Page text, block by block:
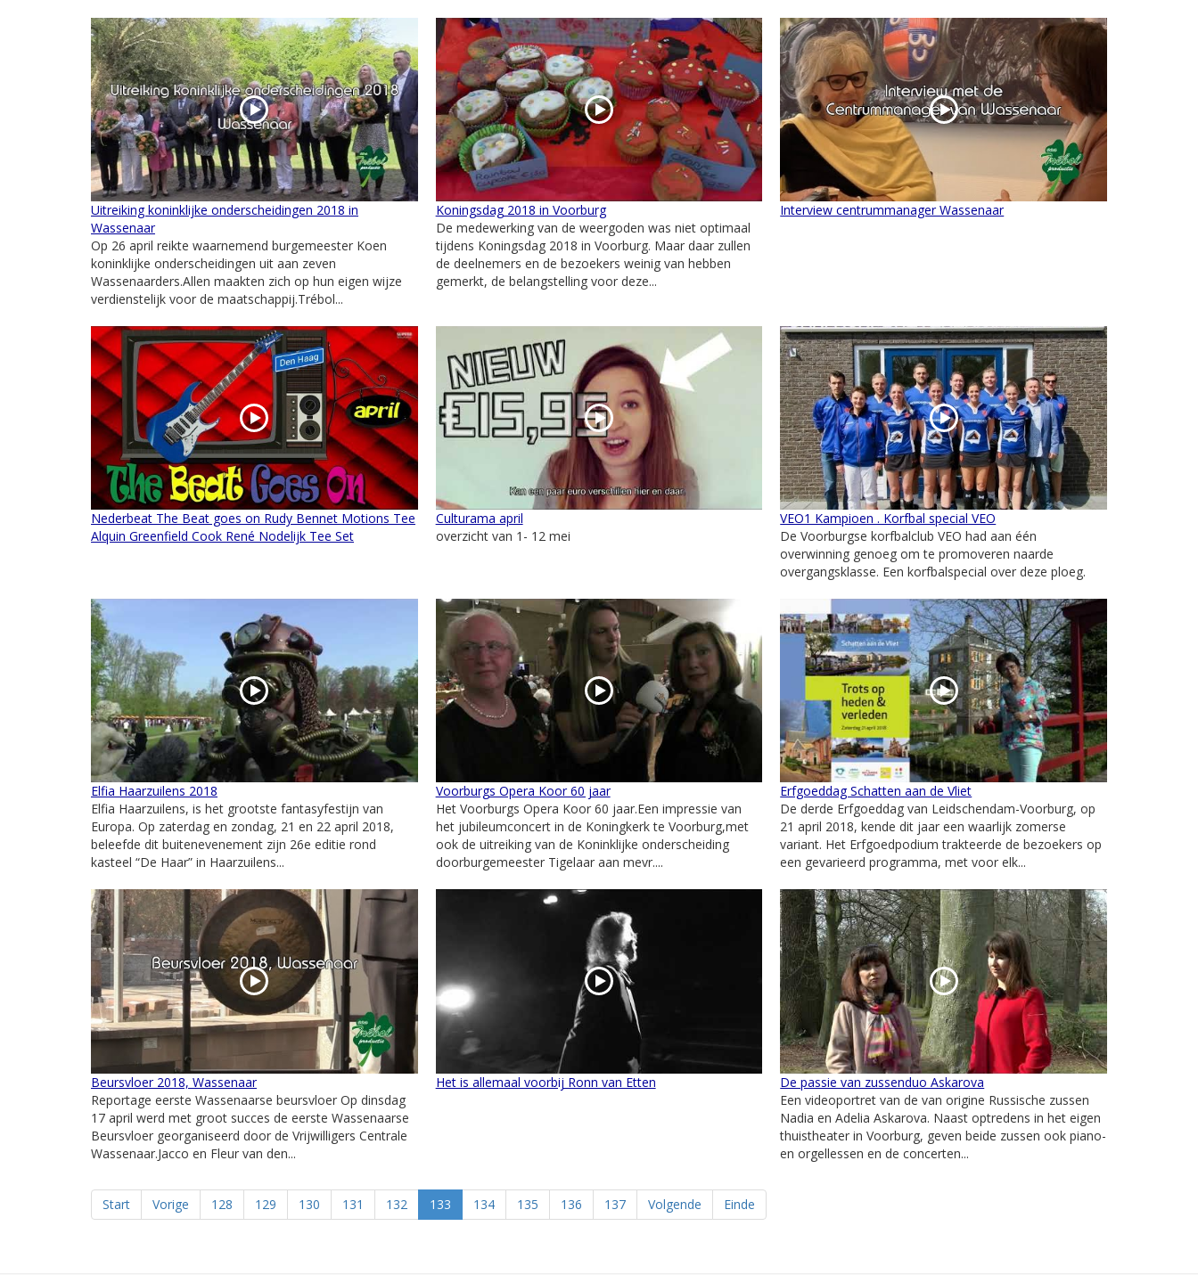
Uitreiking koninklijke onderscheidingen 2018 in
Wassenaar
Op 26 april reikte waarnemend burgemeester Koen
koninklijke onderscheidingen uit aan zeven
Wassenaarders.Allen maakten zich op hun eigen wijze
verdienstelijk voor de maatschappij.Trébol...
Koningsdag 2018 in Voorburg
De medewerking van de weergoden was niet optimaal
tijdens Koningsdag 2018 in Voorburg. Maar daar zullen
de deelnemers en de bezoekers weinig van hebben
gemerkt, de belangstelling voor deze...
Interview centrummanager Wassenaar
Nederbeat The Beat goes on Rudy Bennet Motions Tee
Alquin Greenfield Cook René Nodelijk Tee Set
Culturama april
overzicht van 1- 12 mei
VEO1 Kampioen . Korfbal special VEO
De Voorburgse korfbalclub VEO had aan één
overwinning genoeg om te promoveren naarde
overgangsklasse. Een korfbalspecial over deze ploeg.
Elfia Haarzuilens 2018
Elfia Haarzuilens, is het grootste fantasyfestijn van
Europa. Op zaterdag en zondag, 21 en 22 april 2018,
beleefde dit buitenevenement zijn 26e editie rond
kasteel “De Haar” in Haarzuilens...
Voorburgs Opera Koor 60 jaar
Het Voorburgs Opera Koor 60 jaar.Een impressie van
het jubileumconcert in de Koningkerk te Voorburg,met
ook de uitreiking van de Koninklijke onderscheiding
doorburgemeester Tigelaar aan mevr....
Erfgoeddag Schatten aan de Vliet
De derde Erfgoeddag van Leidschendam-Voorburg, op
21 april 2018, kende dit jaar een waarlijk zomerse
variant. Het Erfgoedpodium trakteerde de bezoekers op
een gevarieerd programma, met voor elk...
Beursvloer 2018, Wassenaar
Reportage eerste Wassenaarse beursvloer Op dinsdag
17 april werd met groot succes de eerste Wassenaarse
Beursvloer georganiseerd door de Vrijwilligers Centrale
Wassenaar.Jacco en Fleur van den...
Het is allemaal voorbij Ronn van Etten
De passie van zussenduo Askarova
Een videoportret van de van origine Russische zussen
Nadia en Adelia Askarova. Naast optredens in het eigen
thuistheater in Voorburg, geven beide zussen ook piano-
en orgellessen en de concerten...
Start Vorige 128 129 130 131 132 133 134 135 136 137 Volgende Einde